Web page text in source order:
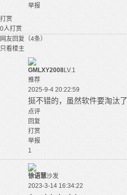
举报
打赏
0人打赏
网友回复（4条）
只看楼主
GMLXY2008LV.1
推荐
2025-9-4 20:22:59
挺不错的，虽然软件要淘汰了
点评
回复
打赏
举报
1
徐语慧沙发
2023-3-14 16:34:22